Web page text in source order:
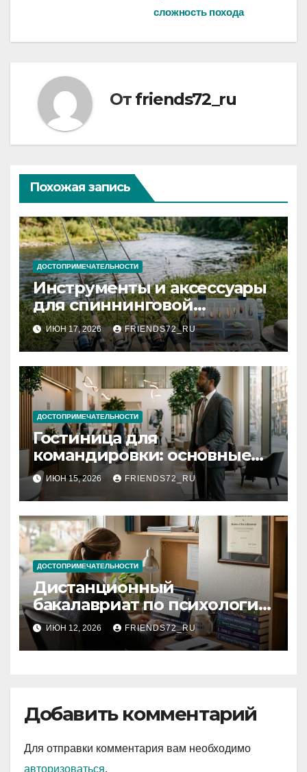
сложность похода
От friends72_ru
Похожая запись
ДОСТОПРИМЕЧАТЕЛЬНОСТИ
Инструменты и аксессуары
для спиннинговой
рыбалки: назначение и
типы
ИЮН 17, 2026 FRIENDS72_RU
ДОСТОПРИМЕЧАТЕЛЬНОСТИ
Гостиница для
командировки: основные
критерии выбора
ИЮН 15, 2026 FRIENDS72_RU
ДОСТОПРИМЕЧАТЕЛЬНОСТИ
Дистанционный
бакалавриат по психологии
с присуждением
государственного диплома:
условия и требования
ИЮН 12, 2026 FRIENDS72_RU
Добавить комментарий
Для отправки комментария вам необходимо
авторизоваться.